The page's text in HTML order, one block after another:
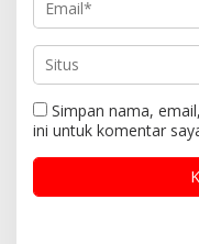
Simpan nama,
ini untuk komentar